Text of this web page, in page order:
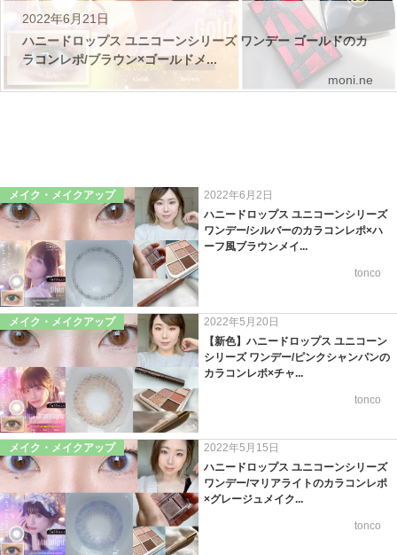
2022年6月21日
ハニードロップス ユニコーンシリーズ ワンデー ゴールドのカ
ラコンレポ/ブラウン×ゴールドメ...
moni.ne
メイク・メイクアップ
2022年6月2日
ハニードロップス ユニコーンシリーズ
ワンデー/シルバーのカラコンレポ×ハ
ーフ風ブラウンメイ...
tonco
メイク・メイクアップ
2022年5月20日
【新色】ハニードロップス ユニコーン
シリーズ ワンデー/ピンクシャンパンの
カラコンレポ×チャ...
tonco
メイク・メイクアップ
2022年5月15日
ハニードロップス ユニコーンシリーズ
ワンデー/マリアライトのカラコンレポ
×グレージュメイク...
tonco